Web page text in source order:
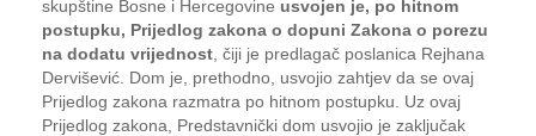
skupštine Bosne i Hercegovine usvojen je, po hitnom
postupku, Prijedlog zakona o dopuni Zakona o porezu
na dodatu vrijednost , čiji je predlagač poslanica Rejhana
Dervišević. Dom je, prethodno, usvojio zahtjev da se ovaj
Prijedlog zakona razmatra po hitnom postupku. Uz ovaj
Prijedlog zakona, Predstavnički dom usvojio je zaključak